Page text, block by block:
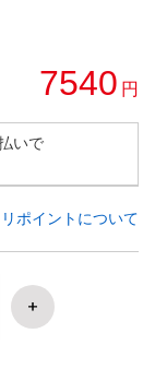
7540 円
いで
ポイントについて